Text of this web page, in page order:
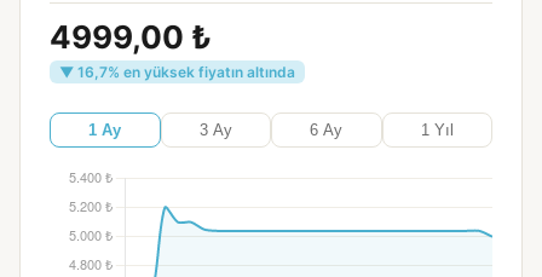
4999,00 ₺
▼ 16,7% en yüksek fiyatın altında
1 Ay 3 Ay 6 Ay 1 Yıl